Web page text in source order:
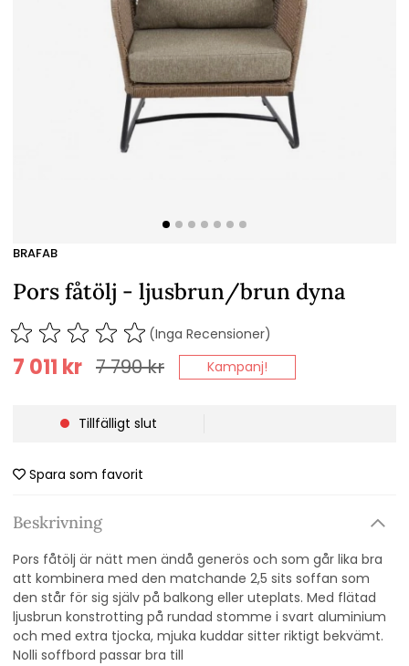
BRAFAB
Pors fåtölj - ljusbrun/brun dyna
(Inga Recensioner)
7 790kr
7 011 kr Kampanj!
Tillfälligt slut
Spara som favorit
Beskrivning
Pors fåtölj är nätt men ändå generös och som går lika bra
att kombinera med den matchande 2,5 sits soffan som
den står för sig själv på balkong eller uteplats. Med flätad
ljusbrun konstrotting på rundad stomme i svart aluminium
och med extra tjocka, mjuka kuddar sitter riktigt bekvämt.
Nolli soffbord passar bra till